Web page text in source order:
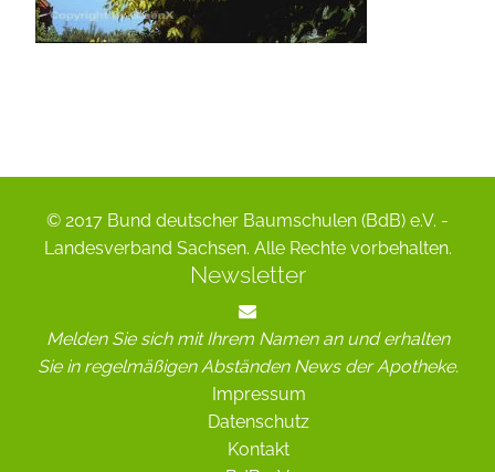
© 2017 Bund deutscher Baumschulen (BdB) e.V. -
Landesverband Sachsen. Alle Rechte vorbehalten.
Newsletter
Melden Sie sich mit Ihrem Namen an und erhalten
Sie in regelmäßigen Abständen News der Apotheke.
Impressum
Datenschutz
Kontakt